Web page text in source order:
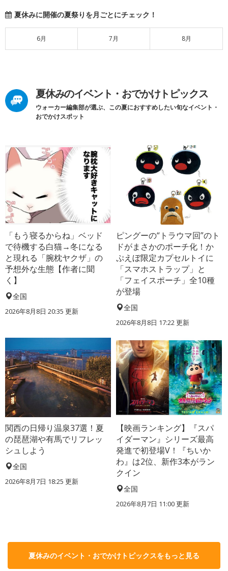
夏休みに開催の夏祭りを月ごとにチェック！
6月 7月 8月
夏休みのイベント・おでかけトピックス
ウォーカー編集部が選ぶ、この夏におすすめしたい旬なイベント・
おでかけスポット
「もう寝るからね」ベッド
で待機する白猫→冬になる
と現れる「腕枕ヤクザ」の
予想外な生態【作者に聞
く】
全国
2026年8月8日 20:35 更新
ピングーの“トラウマ回”のト
ドがまさかのポーチ化！か
ぷえぼ限定カプセルトイに
「スマホストラップ」と
「フェイスポーチ」全10種
が登場
全国
2026年8月8日 17:22更新
関西の日帰り温泉37選！夏
の琵琶湖や有馬でリフレッ
シュしよう
全国
2026年8月7日 18:25 更新
【映画ランキング】『スパ
イダーマン』シリーズ最高
発進で初登場V！『ちいか
わ』は2位、新作3本がラン
クイン
全国
2026年8月7日 11:00更新
夏休みのイベント・おでかけトピックスをもっと見る